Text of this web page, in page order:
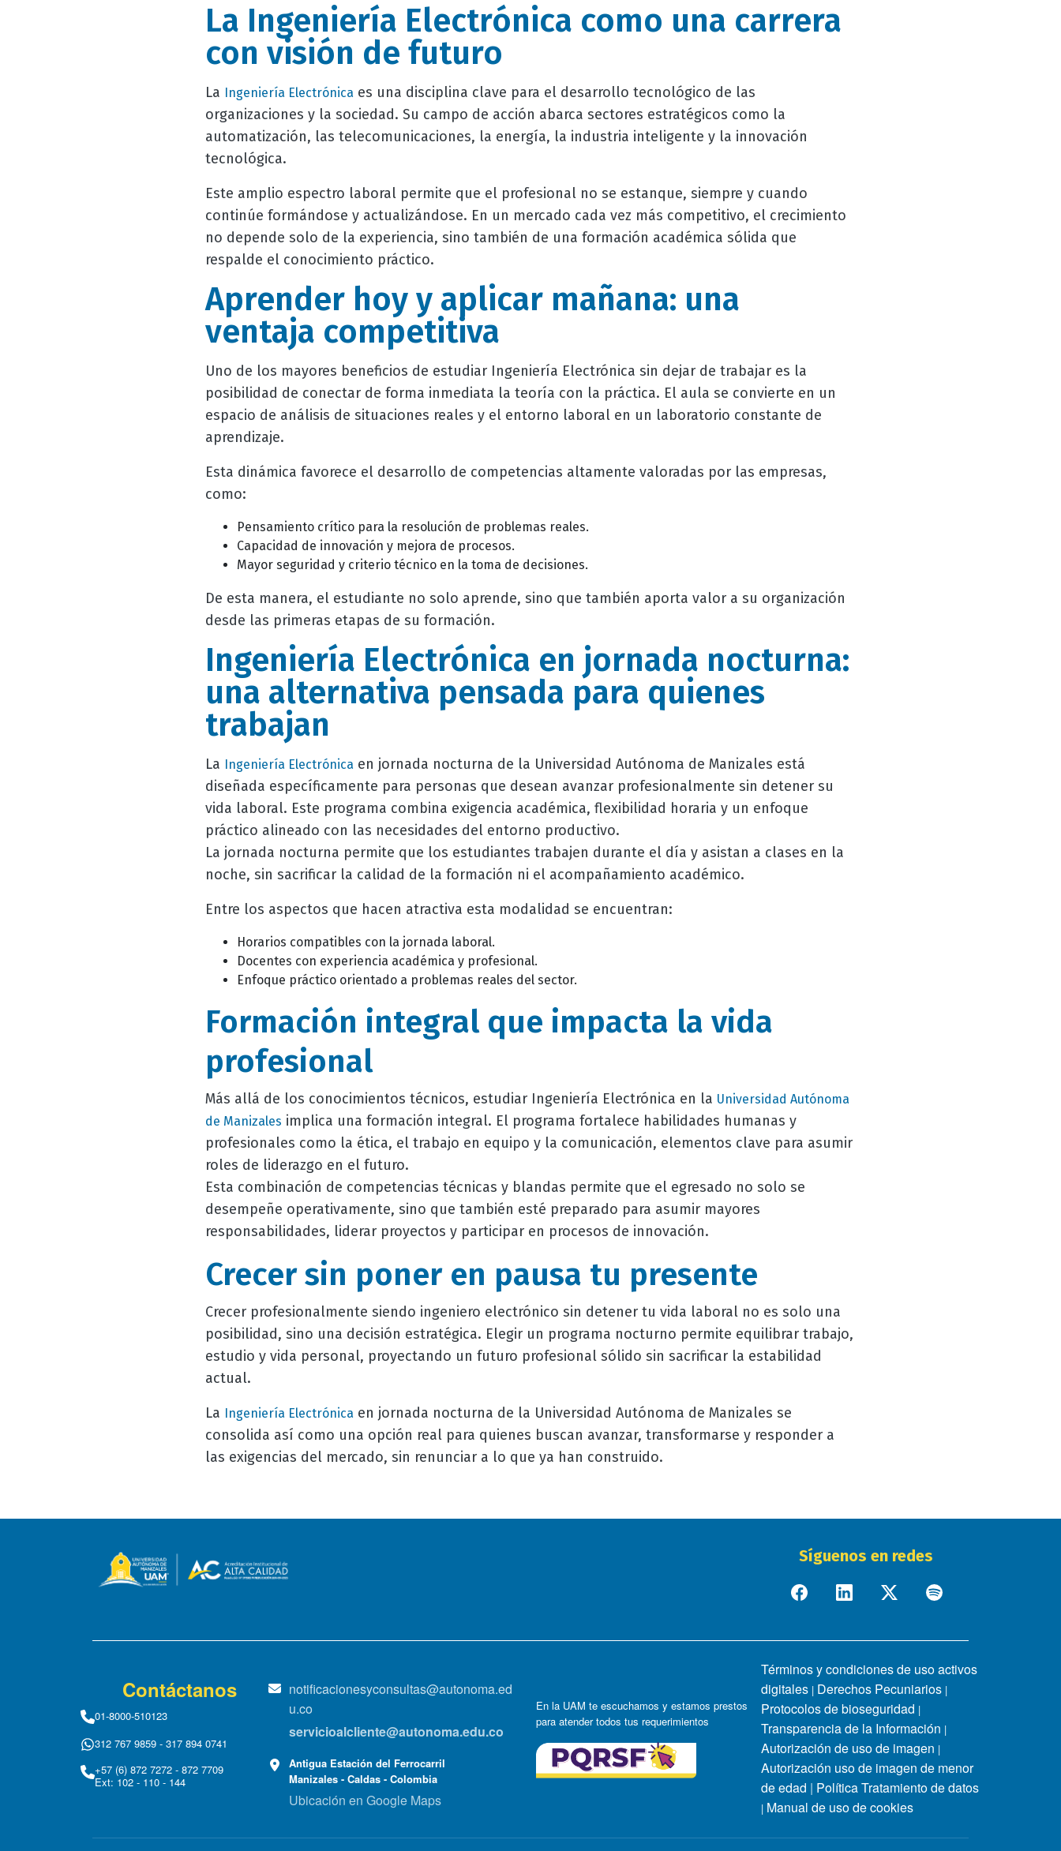
La Ingeniería Electrónica como una carrera
con visión de futuro
La Ingeniería Electrónicaes una disciplina clave para el desarrollo tecnológico de las
organizaciones y la sociedad. Su campo de acción abarca sectores estratégicos como la
automatización, las telecomunicaciones, la energía, la industria inteligente y la innovación
tecnológica.
Este amplio espectro laboral permite que el profesional no se estanque, siempre y cuando
continúe formándose y actualizándose. En un mercado cada vez más competitivo, el crecimiento
no depende solo de la experiencia, sino también de una formación académica sólida que
respalde el conocimiento práctico.
Aprender hoy y aplicar mañana: una
ventaja competitiva
Uno de los mayores beneficios de estudiar Ingeniería Electrónica sin dejar de trabajar es la
posibilidad de conectar de forma inmediata la teoría con la práctica. El aula se convierte en un
espacio de análisis de situaciones reales y el entorno laboral en un laboratorio constante de
aprendizaje.
Esta dinámica favorece el desarrollo de competencias altamente valoradas por las empresas,
como:
Pensamiento crítico para la resolución de problemas reales.
Capacidad de innovación y mejora de procesos.
Mayor seguridad y criterio técnico en la toma de decisiones.
De esta manera, el estudiante no solo aprende, sino que también aporta valor a su organización
desde las primeras etapas de su formación.
Ingeniería Electrónica en jornada nocturna:
una alternativa pensada para quienes
trabajan
La Ingeniería Electrónicaen jornada nocturna de la Universidad Autónoma de Manizales está
diseñada específicamente para personas que desean avanzar profesionalmente sin detener su
vida laboral. Este programa combina exigencia académica, flexibilidad horaria y un enfoque
práctico alineado con las necesidades del entorno productivo.
La jornada nocturna permite que los estudiantes trabajen durante el día y asistan a clases en la
noche, sin sacrificar la calidad de la formación ni el acompañamiento académico.
Entre los aspectos que hacen atractiva esta modalidad se encuentran:
Horarios compatibles con la jornada laboral.
Docentes con experiencia académica y profesional.
Enfoque práctico orientado a problemas reales del sector.
Formación integral que impacta la vida
profesional
Más allá de los conocimientos técnicos, estudiar Ingeniería Electrónica en la Universidad Autónoma
de Manizales implica una formación integral. El programa fortalece habilidades humanas y
profesionales como la ética, el trabajo en equipo y la comunicación, elementos clave para asumir
roles de liderazgo en el futuro.
Esta combinación de competencias técnicas y blandas permite que el egresado no solo se
desempeñe operativamente, sino que también esté preparado para asumir mayores
responsabilidades, liderar proyectos y participar en procesos de innovación.
Crecer sin poner en pausa tu presente
Crecer profesionalmente siendo ingeniero electrónico sin detener tu vida laboral no es solo una
posibilidad, sino una decisión estratégica. Elegir un programa nocturno permite equilibrar trabajo,
estudio y vida personal, proyectando un futuro profesional sólido sin sacrificar la estabilidad
actual.
La Ingeniería Electrónicaen jornada nocturna de la Universidad Autónoma de Manizales se
consolida así como una opción real para quienes buscan avanzar, transformarse y responder a
las exigencias del mercado, sin renunciar a lo que ya han construido.
Síguenos en redes
Contáctanos
01-8000-510123
312 767 9859 - 317 894 0741
+57 (6) 872 7272 - 872 7709
Ext: 102 - 110 - 144
notificacionesyconsultas@autonoma.ed
u.co
servicioalcliente@autonoma.edu.co
Antigua Estación del Ferrocarril
Manizales - Caldas - Colombia
Ubicación en Google Maps
En la UAM te escuchamos y estamos prestos
para atender todos tus requerimientos
Términos y condiciones de uso activos
digitales | Derechos Pecuniarios |
Protocolos de bioseguridad |
Transparencia de la Información |
Autorización de uso de imagen |
Autorización uso de imagen de menor
de edad | Política Tratamiento de datos
| Manual de uso de cookies